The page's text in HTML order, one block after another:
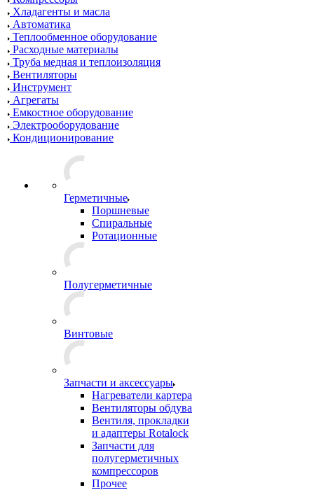
Хладагенты и масла
Автоматика
Теплообменное оборудование
Расходные материалы
Труба медная и теплоизоляция
Вентиляторы
Инструмент
Агрегаты
Емкостное оборудование
Электрооборудование
Кондиционирование
Герметичные
Поршневые
Спиральные
Ротационные
Полугерметичные
Винтовые
Запчасти и аксессуары
Нагреватели картера
Вентиляторы обдува
Вентиля, прокладки
и адаптеры Rotalock
Запчасти для
полугерметичных
компрессоров
Прочее